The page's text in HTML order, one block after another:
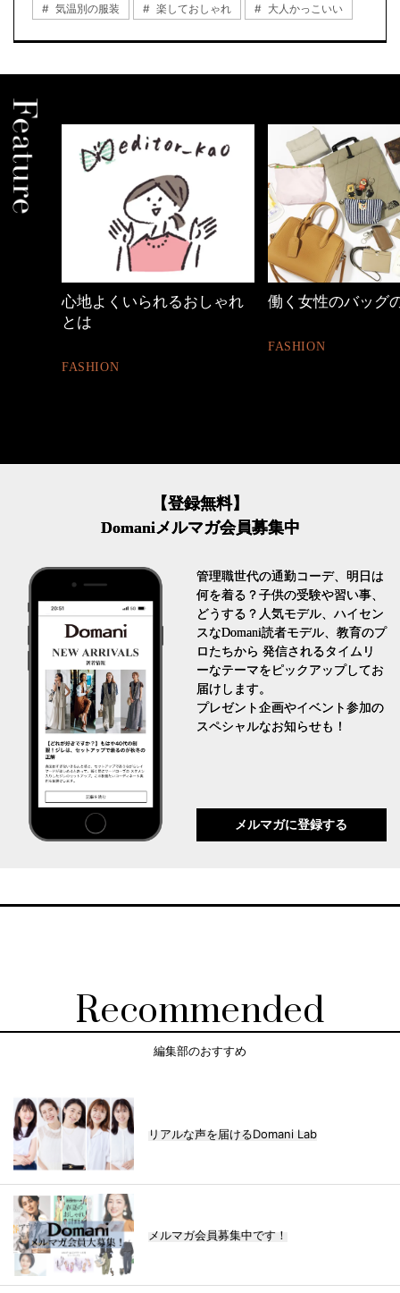
気温別の服装
楽しておしゃれ 大人かっこいい
いられるおしゃれ 働く女性のバッグの中身
【ワ
【登録無料】
Domaniメルマガ会員募集中
管理職世代の通勤コーデ、明日は
何を着る？子供の受験や習い事、
どうする？人気モデル、ハイセン
スなDomani読者モデル、教育のプ
ロたちから 発信されるタイムリ
ーなテーマをピックアップしてお
届けします。
プレゼント企画やイベント参加の
スペシャルなお知らせも！
メルマガに登録する
Recommended
編集部のおすすめ
リアルな声を届けるDomani Lab
メルマガ会員募集中です！